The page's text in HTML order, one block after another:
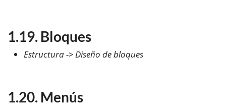
Bloques
Estructura -> Diseño de bloques
Menús